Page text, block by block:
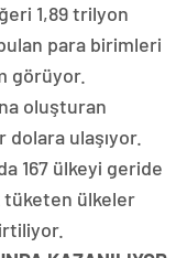
1,89 trilyon
bulan para birimleri
görüyor.
oluşturan
dolara ulaşıyor.
167 ülkeyi geride
tüketen ülkeler